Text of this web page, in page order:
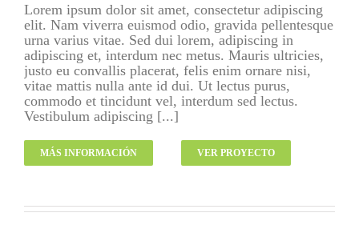
Lorem ipsum dolor sit amet, consectetur adipiscing
elit. Nam viverra euismod odio, gravida pellentesque
urna varius vitae. Sed dui lorem, adipiscing in
adipiscing et, interdum nec metus. Mauris ultricies,
justo eu convallis placerat, felis enim ornare nisi,
vitae mattis nulla ante id dui. Ut lectus purus,
commodo et tincidunt vel, interdum sed lectus.
Vestibulum adipiscing [...]
MÁS INFORMACIÓN VER PROYECTO